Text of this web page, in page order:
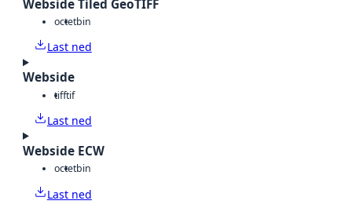
Webside Tiled GeoTIFF
octetbin
Last ned
Webside
tifftif
Last ned
Webside ECW
octetbin
Last ned